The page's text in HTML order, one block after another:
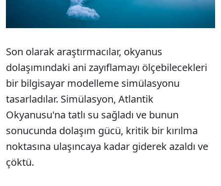
Son olarak araştırmacılar, okyanus
dolaşımındaki ani zayıflamayı ölçebilecekleri
bir bilgisayar modelleme simülasyonu
tasarladılar. Simülasyon, Atlantik
Okyanusu'na tatlı su sağladı ve bunun
sonucunda dolaşım gücü, kritik bir kırılma
noktasına ulaşıncaya kadar giderek azaldı ve
çöktü.